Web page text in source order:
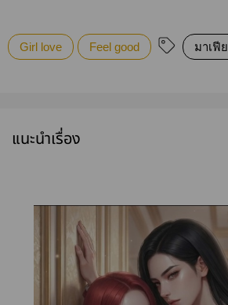
Girl love Feel good มาเฟีย
แนะนำเรื่อง